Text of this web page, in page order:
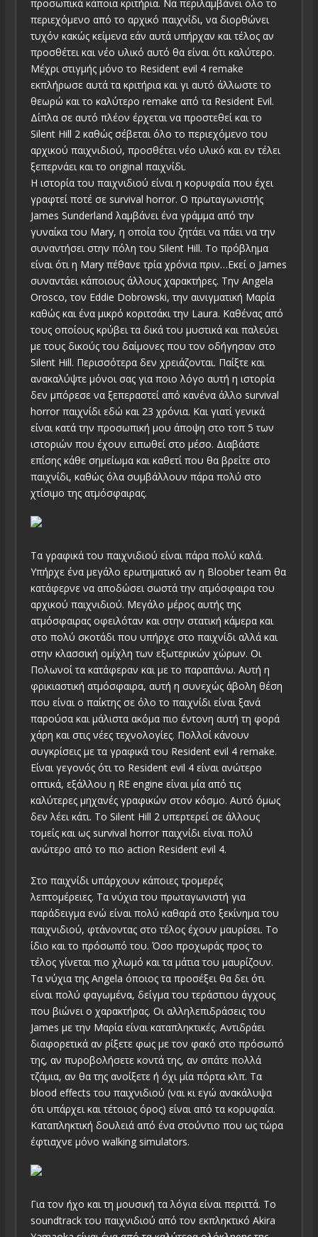
προσωπικά κάποια κριτήρια. Να περιλαμβάνει όλο το
περιεχόμενο από το αρχικό παιχνίδι, να διορθώνει
τυχόν κακώς κείμενα εάν αυτά υπήρχαν και τέλος αν
προσθέτει και νέο υλικό αυτό θα είναι ότι καλύτερο.
Μέχρι στιγμής μόνο το Resident evil 4 remake
εκπλήρωσε αυτά τα κριτήρια και γι αυτό άλλωστε το
θεωρώ και το καλύτερο remake από τα Resident Evil.
Δίπλα σε αυτό πλέον έρχεται να προστεθεί και το
Silent Hill 2 καθώς σέβεται όλο το περιεχόμενο του
αρχικού παιχνιδιού, προσθέτει νέο υλικό και εν τέλει
ξεπερνάει και το original παιχνίδι.
Η ιστορία του παιχνιδιού είναι η κορυφαία που έχει
γραφτεί ποτέ σε survival horror. Ο πρωταγωνιστής
James Sunderland λαμβάνει ένα γράμμα από την
γυναίκα του Mary, η οποία του ζητάει να πάει να την
συναντήσει στην πόλη του Silent Hill. Το πρόβλημα
είναι ότι η Mary πέθανε τρία χρόνια πριν…Εκεί ο James
συναντάει κάποιους άλλους χαρακτήρες. Την Angela
Orosco, τον Eddie Dobrowski, την αινιγματική Μαρία
καθώς και ένα μικρό κοριτσάκι την Laura. Καθένας από
τους οποίους κρύβει τα δικά του μυστικά και παλεύει
με τους δικούς του δαίμονες που τον οδήγησαν στο
Silent Hill. Περισσότερα δεν χρειάζονται. Παίξτε και
ανακαλύψτε μόνοι σας για ποιο λόγο αυτή η ιστορία
δεν μπόρεσε να ξεπεραστεί από κανένα άλλο survival
horror παιχνίδι εδώ και 23 χρόνια. Και γιατί γενικά
είναι κατά την προσωπική μου άποψη στο τοπ 5 των
ιστοριών που έχουν ειπωθεί στο μέσο. Διαβάστε
επίσης κάθε σημείωμα και καθετί που θα βρείτε στο
παιχνίδι, καθώς όλα συμβάλλουν πάρα πολύ στο
χτίσιμο της ατμόσφαιρας.
Τα γραφικά του παιχνιδιού είναι πάρα πολύ καλά.
Υπήρχε ένα μεγάλο ερωτηματικό αν η Bloober team θα
κατάφερνε να αποδώσει σωστά την ατμόσφαιρα του
αρχικού παιχνιδιού. Μεγάλο μέρος αυτής της
ατμόσφαιρας οφειλόταν και στην στατική κάμερα και
στο πολύ σκοτάδι που υπήρχε στο παιχνίδι αλλά και
στην κλασσική ομίχλη των εξωτερικών χώρων. Οι
Πολωνοί τα κατάφεραν και με το παραπάνω. Αυτή η
φρικιαστική ατμόσφαιρα, αυτή η συνεχώς άβολη θέση
που είναι ο παίκτης σε όλο το παιχνίδι είναι ξανά
παρούσα και μάλιστα ακόμα πιο έντονη αυτή τη φορά
χάρη και στις νέες τεχνολογίες. Πολλοί κάνουν
συγκρίσεις με τα γραφικά του Resident evil 4 remake.
Είναι γεγονός ότι το Resident evil 4 είναι ανώτερο
οπτικά, εξάλλου η RE engine είναι μία από τις
καλύτερες μηχανές γραφικών στον κόσμο. Αυτό όμως
δεν λέει κάτι. Το Silent Hill 2 υπερτερεί σε άλλους
τομείς και ως survival horror παιχνίδι είναι πολύ
ανώτερο από το πιο action Resident evil 4.
Στο παιχνίδι υπάρχουν κάποιες τρομερές
λεπτομέρειες. Τα νύχια του πρωταγωνιστή για
παράδειγμα ενώ είναι πολύ καθαρά στο ξεκίνημα του
παιχνιδιού, φτάνοντας στο τέλος έχουν μαυρίσει. Το
ίδιο και το πρόσωπό του. Όσο προχωράς προς το
τέλος γίνεται πιο χλωμό και τα μάτια του μαυρίζουν.
Τα νύχια της Angela όποιος τα προσέξει θα δει ότι
είναι πολύ φαγωμένα, δείγμα του τεράστιου άγχους
που βιώνει ο χαρακτήρας. Οι αλληλεπιδράσεις του
James με την Μαρία είναι καταπληκτικές. Αντιδράει
διαφορετικά αν ρίξετε φως με τον φακό στο πρόσωπό
της, αν πυροβολήσετε κοντά της, αν σπάτε πολλά
τζάμια, αν θα της ανοίξετε ή όχι μία πόρτα κλπ. Τα
blood effects του παιχνιδιού (ναι κι εγώ ανακάλυψα
ότι υπάρχει και τέτοιος όρος) είναι από τα κορυφαία.
Καταπληκτική δουλειά από ένα στούντιο που ως τώρα
έφτιαχνε μόνο walking simulators.
Για τον ήχο και τη μουσική τα λόγια είναι περιττά. Το
soundtrack του παιχνιδιού από τον εκπληκτικό Akira